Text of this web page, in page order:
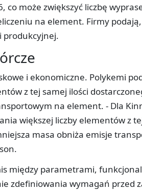
co może zwiększyć liczbę
na element. Firmy
produkcyjnej.
i ekonomiczne. Polykemi
z tej samej ilości
na element. - Dla
większej liczby elementów z
masa obniża emisje
między parametrami,
zdefiniowania wymagań przed